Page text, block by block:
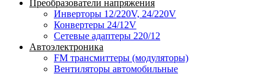
Преобразователи напряжения
Инверторы 12/220V, 24/220V
Конвертеры 24/12V
Сетевые адаптеры 220/12
Автоэлектроника
FM трансмиттеры (модуляторы)
Вентиляторы автомобильные